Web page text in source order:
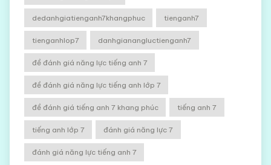
dedanhgiatienganh7khangphuc tienganh7
tienganhlop7 danhgianangluctienganh7
đề đánh giá năng lực tiếng anh 7
đề đánh giá năng lực tiếng anh lớp 7
đề đánh giá tiếng anh 7 khang phúc tiếng anh 7
tiếng anh lớp 7 đánh giá năng lực 7
đánh giá năng lực tiếng anh 7